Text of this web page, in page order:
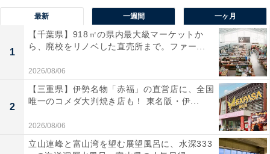
最新 一週間 一ヶ月
1
【千葉県】918㎡の県内最大級マーケットか
ら、廃校をリノベした直売所まで。ファー...
2026/08/06
2
【三重県】伊勢名物「赤福」の直営店に、全国
唯一のコメダ大判焼き店も！ 東名阪・伊...
2026/08/06
立山連峰と富山湾を望む展望風呂に、水深333